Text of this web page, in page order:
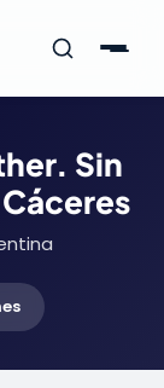
Sin